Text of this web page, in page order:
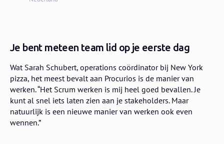
Je bent meteen team lid op je eerste dag
Wat Sarah Schubert, operations coördinator bij New York
pizza, het meest bevalt aan Procurios is de manier van
werken. “Het Scrum werken is mij heel goed bevallen. Je
kunt al snel iets laten zien aan je stakeholders. Maar
natuurlijk is een nieuwe manier van werken ook even
wennen.”